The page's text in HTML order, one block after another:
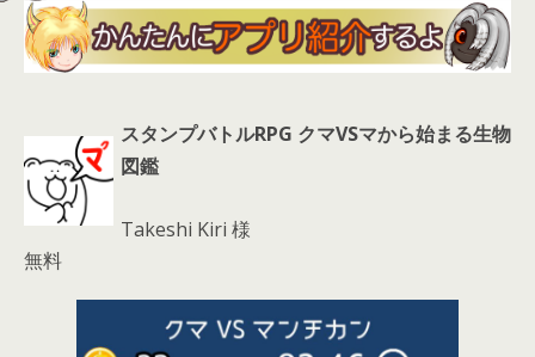
スタンプバトルRPG クマVSマから始まる生物
図鑑
Takeshi Kiri 様
無料